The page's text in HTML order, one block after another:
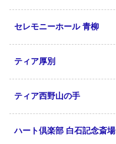
セレモニーホール 青柳
ティア厚別
ティア西野山の手
ハート倶楽部 白石記念斎場